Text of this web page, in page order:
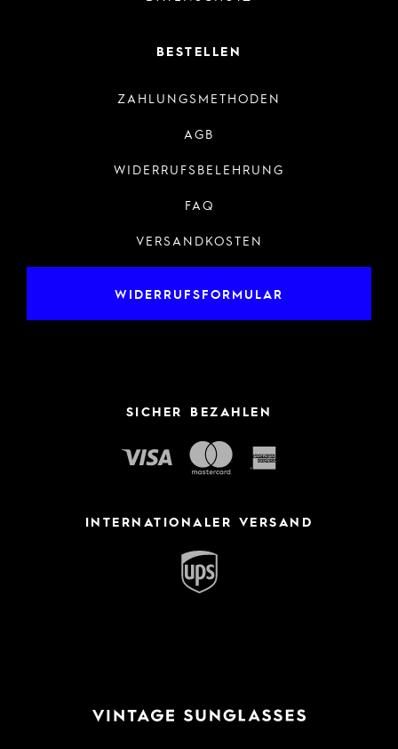
BESTELLEN
ZAHLUNGSMETHODEN
AGB
WIDERRUFSBELEHRUNG
FAQ
VERSANDKOSTEN
WIDERRUFSFORMULAR
SICHER BEZAHLEN
INTERNATIONALER VERSAND